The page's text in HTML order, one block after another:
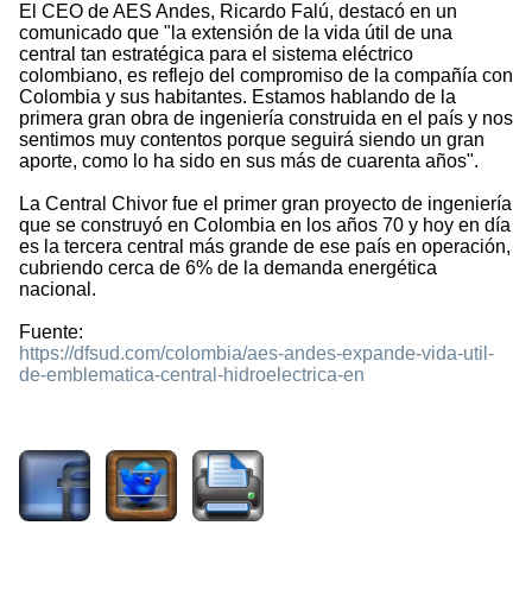
El CEO de AES Andes, Ricardo Falú, destacó en un
comunicado que "la extensión de la vida útil de una
central tan estratégica para el sistema eléctrico
colombiano, es reflejo del compromiso de la compañía con
Colombia y sus habitantes. Estamos hablando de la
primera gran obra de ingeniería construida en el país y nos
sentimos muy contentos porque seguirá siendo un gran
aporte, como lo ha sido en sus más de cuarenta años".
La Central Chivor fue el primer gran proyecto de ingeniería
que se construyó en Colombia en los años 70 y hoy en día
es la tercera central más grande de ese país en operación,
cubriendo cerca de 6% de la demanda energética
nacional.
Fuente:
https://dfsud.com/colombia/aes-andes-expande-vida-util-
de-emblematica-central-hidroelectrica-en